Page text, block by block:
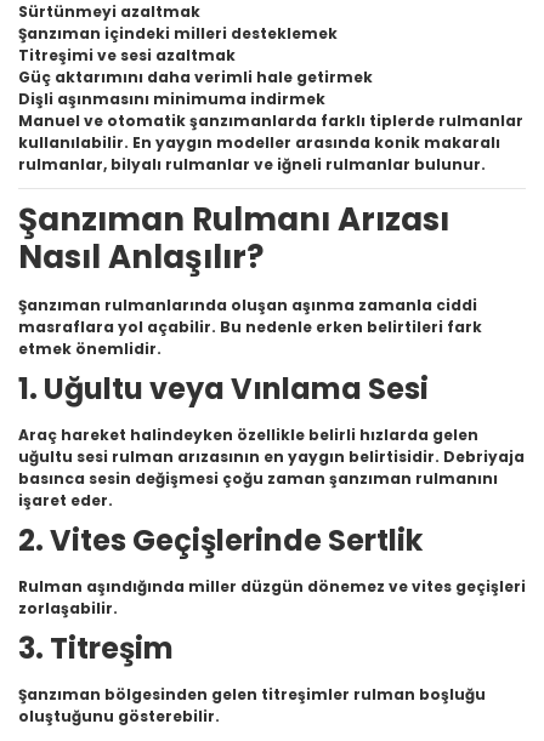
Sürtünmeyi azaltmak
Şanzıman içindeki milleri desteklemek
Titreşimi ve sesi azaltmak
Güç aktarımını daha verimli hale getirmek
Dişli aşınmasını minimuma indirmek
Manuel ve otomatik şanzımanlarda farklı tiplerde rulmanlar
kullanılabilir. En yaygın modeller arasında konik makaralı
rulmanlar, bilyalı rulmanlar ve iğneli rulmanlar bulunur.
Şanzıman Rulmanı Arızası
Nasıl Anlaşılır?
Şanzıman rulmanlarında oluşan aşınma zamanla ciddi
masraflara yol açabilir. Bu nedenle erken belirtileri fark
etmek önemlidir.
1. Uğultu veya Vınlama Sesi
Araç hareket halindeyken özellikle belirli hızlarda gelen
uğultu sesi rulman arızasının en yaygın belirtisidir. Debriyaja
basınca sesin değişmesi çoğu zaman şanzıman rulmanını
işaret eder.
2. Vites Geçişlerinde Sertlik
Rulman aşındığında miller düzgün dönemez ve vites geçişleri
zorlaşabilir.
3. Titreşim
Şanzıman bölgesinden gelen titreşimler rulman boşluğu
oluştuğunu gösterebilir.